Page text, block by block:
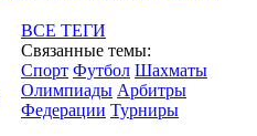
ВСЕ ТЕГИ
Связанные темы:
Спорт Футбол Шахматы
Олимпиады Арбитры
Федерации Турниры